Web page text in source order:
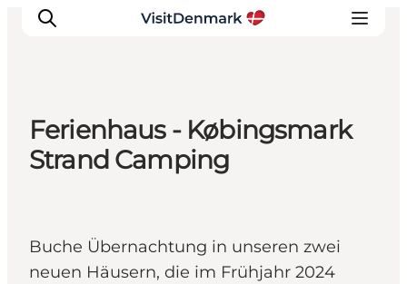
Inspiration
Reiseplanung
Ferienhaus - Købingsmark
Strand Camping
Buche Übernachtung in unseren zwei
neuen Häusern, die im Frühjahr 2024